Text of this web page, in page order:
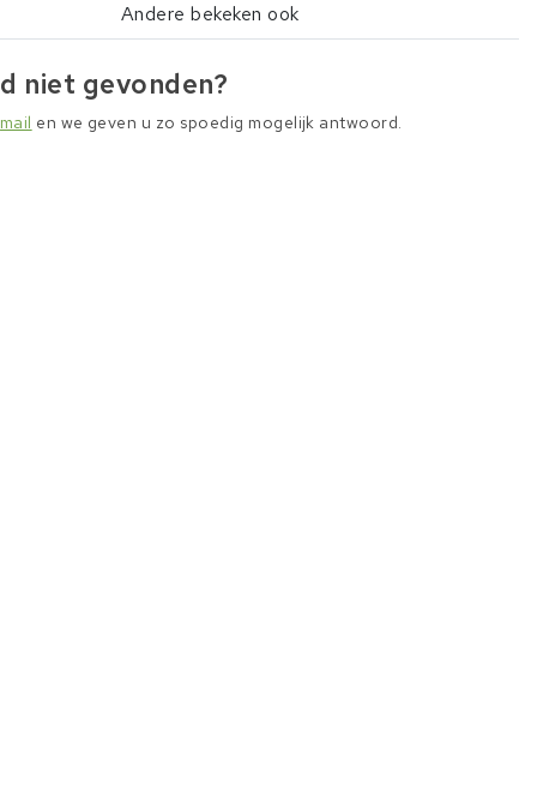
Andere bekeken ook
niet gevonden?
mail en we geven u zo spoedig mogelijk antwoord.